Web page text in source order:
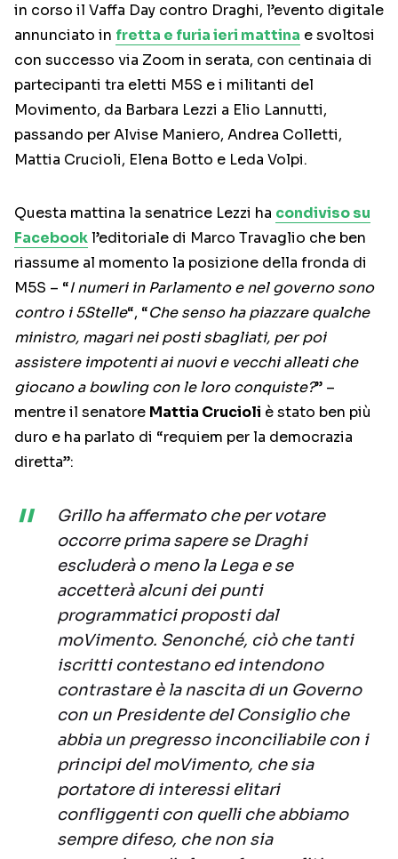
in corso il Vaffa Day contro Draghi, l’evento digitale
annunciato in fretta e furia ieri mattina e svoltosi
con successo via Zoom in serata, con centinaia di
partecipanti tra eletti M5S e i militanti del
Movimento, da Barbara Lezzi a Elio Lannutti,
passando per Alvise Maniero, Andrea Colletti,
Mattia Crucioli, Elena Botto e Leda Volpi.
Questa mattina la senatrice Lezzi ha condiviso su
Facebookl’editoriale di Marco Travaglio che ben
riassume al momento la posizione della fronda di
M5S – “I numeri in Parlamento e nel governo sono
contro i 5Stelle“, “Che senso ha piazzare qualche
ministro, magari nei posti sbagliati, per poi
assistere impotenti ai nuovi e vecchi alleati che
giocano a bowling con le loro conquiste?” –
mentre il senatore Mattia Crucioli è stato ben più
duro e ha parlato di “requiem per la democrazia
diretta”:
Grillo ha affermato che per votare
occorre prima sapere se Draghi
escluderà o meno la Lega e se
accetterà alcuni dei punti
programmatici proposti dal
moVimento. Senonché, ciò che tanti
iscritti contestano ed intendono
contrastare è la nascita di un Governo
con un Presidente del Consiglio che
abbia un pregresso inconciliabile con i
principi del moVimento, che sia
portatore di interessi elitari
confliggenti con quelli che abbiamo
sempre difeso, che non sia